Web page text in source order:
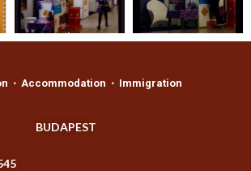
⋅ Accommodation ⋅ Immigration
BUDAPEST